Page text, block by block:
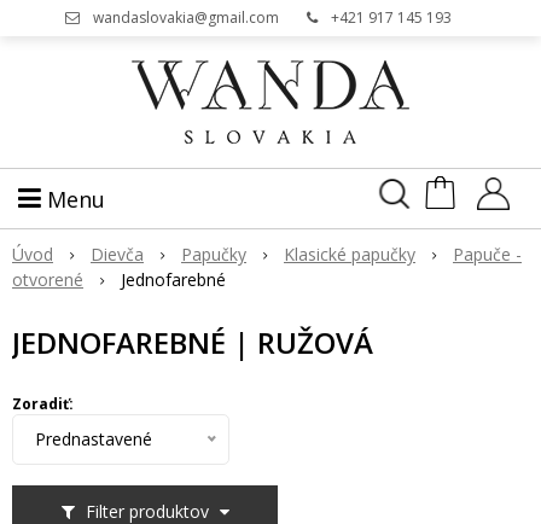
wandaslovakia@gmail.com +421 917 145 193
Menu
Úvod Dievča Papučky Klasické papučky
Papuče -
otvorené
Jednofarebné
JEDNOFAREBNÉ | RUŽOVÁ
Filter produktov
Zoradiť:
Prednastavené